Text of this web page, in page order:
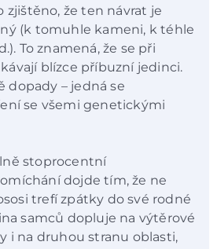
zjištěno, že ten návrat je
(k tomuhle kameni, k téhle
To znamená, že se při
blízce příbuzní jedinci.
dopady – jedná se
se všemi genetickými
stoprocentní
dojde tím, že ne
trefí zpátky do své rodné
samců dopluje na výtěrové
i na druhou stranu oblasti,